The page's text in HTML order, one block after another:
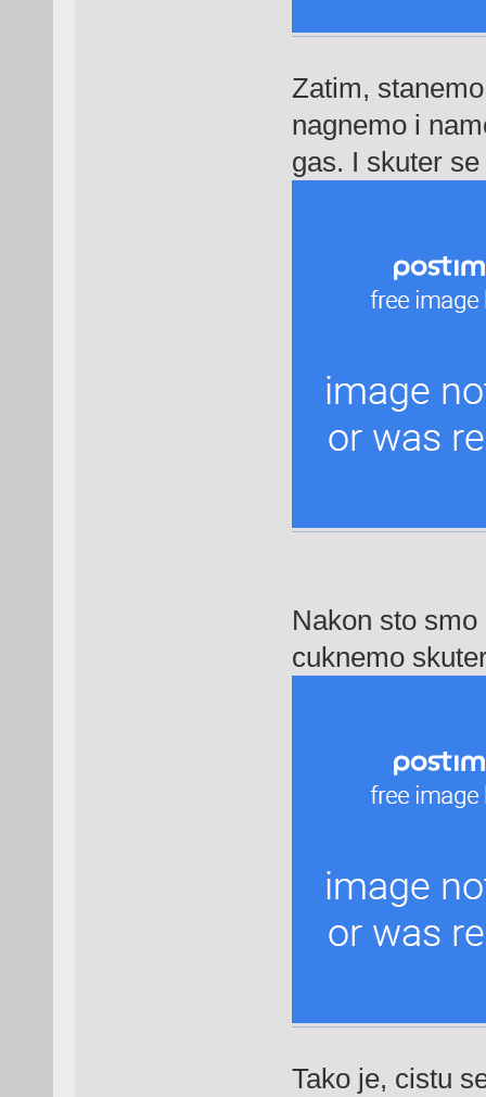
Zatim,
nagnemo i
gas. I skuter
Nakon sto
cuknemo
Tako je, cistu